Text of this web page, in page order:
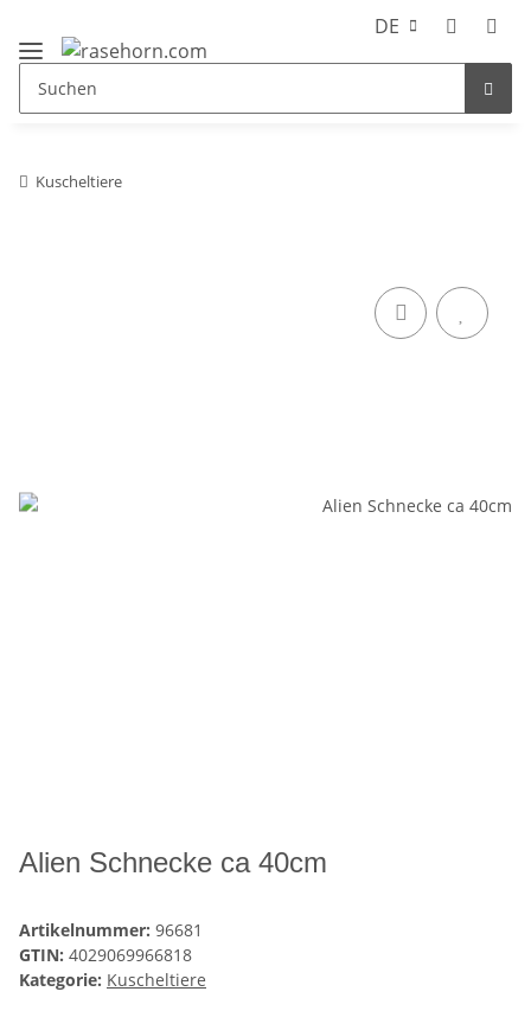
DE
Kuscheltiere
Alien Schnecke ca 40cm
Artikelnummer: 96681
GTIN: 4029069966818
Kategorie: Kuscheltiere